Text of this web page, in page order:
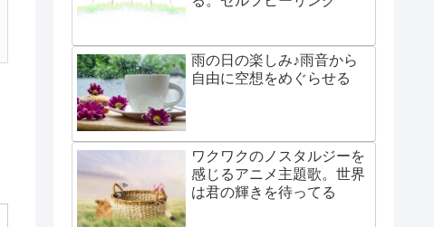
雨の日の楽しみ♪雨音から
自由に空想をめぐらせる
ワクワクのノスタルジーを
感じるアニメ主題歌。世界
は君の輝きを待ってる